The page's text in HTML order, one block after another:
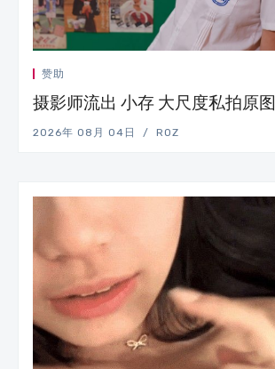
赞助
摄影师流出 小存 大尺度私拍原图
2026年 08月 04日 ROZ